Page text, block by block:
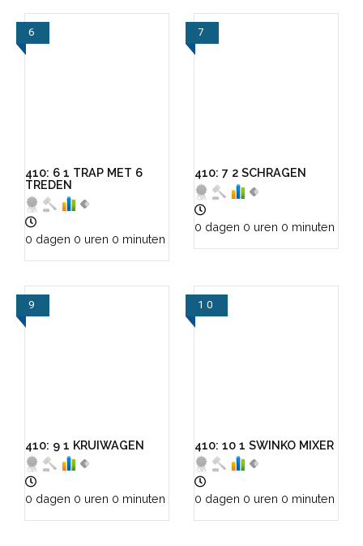
6
410: 6 1 TRAP MET 6
TREDEN
0 dagen 0 uren 0 minuten
7
410: 7 2 SCHRAGEN
0 dagen 0 uren 0 minuten
9
410: 9 1 KRUIWAGEN
0 dagen 0 uren 0 minuten
10
410: 10 1 SWINKO MIXER
0 dagen 0 uren 0 minuten